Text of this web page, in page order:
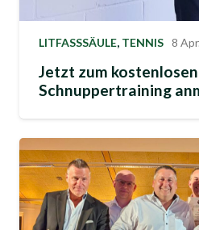
LITFASSSÄULE, TENNIS 8
Jetzt zum
Schnuppertraining